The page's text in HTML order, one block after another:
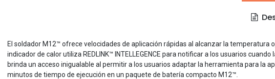
El soldador M12™ ofrece velocidades de aplicación rápidas al alcanzar la
indicador de calor utiliza REDLINK™ INTELLEGENCE para notificar a los usuarios
brinda un acceso inigualable al permitir a los usuarios adaptar la herramienta para la
minutos de tiempo de ejecución en un paquete de batería compacto M12™.